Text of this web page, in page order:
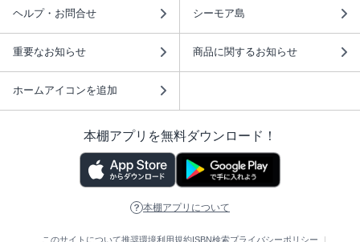
ヘルプ・お問合せ シーモア島
重要なお知らせ 商品に関するお知らせ
ホームアイコンを追加
本棚アプリを無料ダウンロード！
本棚アプリについて
このサイトについて推奨環境利用規約ISBN検索プライバシーポリシー